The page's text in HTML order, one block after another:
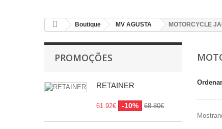
Boutique MV AGUSTA MOTORCYCLE
PROMOÇÕES
RETAINER
61.92€ -10% 68.80€